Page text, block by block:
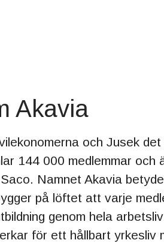
Akavia
och Jusek
144 000 medlemmar och
Namnet Akavia
på löftet att varje
genom hela
för ett hållbart yrkesliv